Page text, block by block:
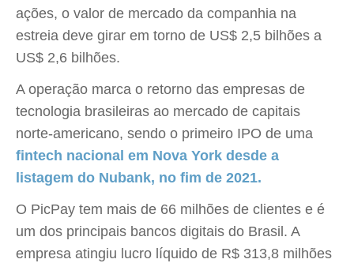
ações, o valor de mercado da companhia na
estreia deve girar em torno de US$ 2,5 bilhões a
US$ 2,6 bilhões.
A operação marca o retorno das empresas de
tecnologia brasileiras ao mercado de capitais
norte-americano, sendo o primeiro IPO de uma
fintech nacional em Nova York desde a
listagem do Nubank, no fim de 2021.
O PicPay tem mais de 66 milhões de clientes e é
um dos principais bancos digitais do Brasil. A
empresa atingiu lucro líquido de R$ 313,8 milhões